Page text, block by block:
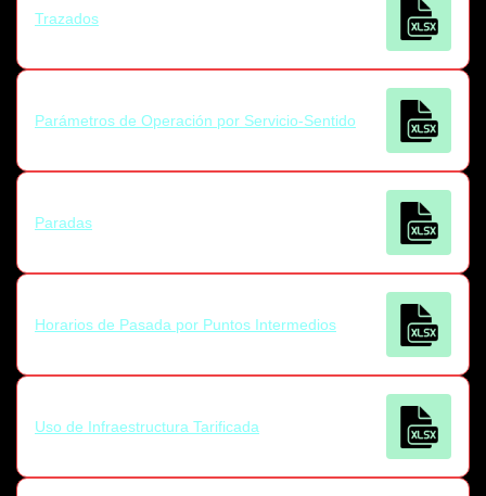
Trazados
Parámetros de Operación por Servicio-Sentido
Paradas
Horarios de Pasada por Puntos Intermedios
Uso de Infraestructura Tarificada